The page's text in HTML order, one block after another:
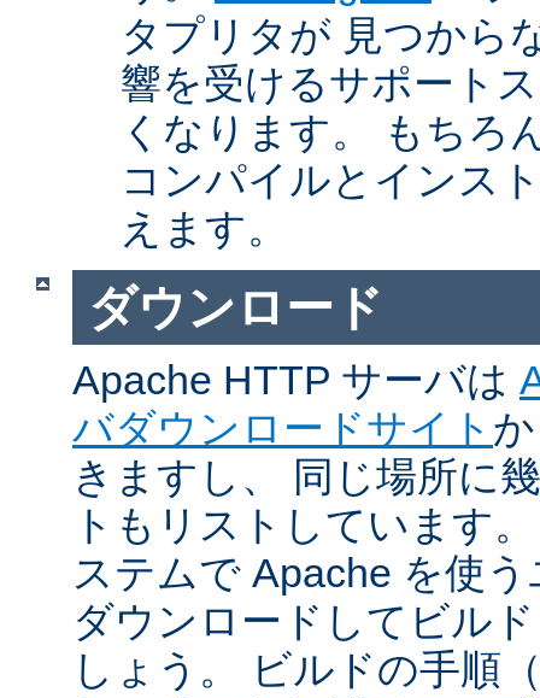
タプリタが 見つから
響を受けるサポート
くなります。 もちろ
コンパイルとインス
えます。
ダウンロード
Apache HTTP サーバは
バダウンロードサイト
きますし、 同じ場所に
トもリストしています
ステムで Apache を使
ダウンロードしてビル
しょう。 ビルドの手順